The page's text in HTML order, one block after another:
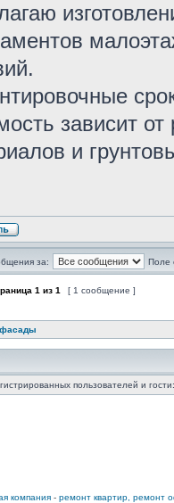
зависит
и
за: Поле
1 из 1 [ 1 сообщение ]
пользователей и
компания - ремонт квартир, ремонт